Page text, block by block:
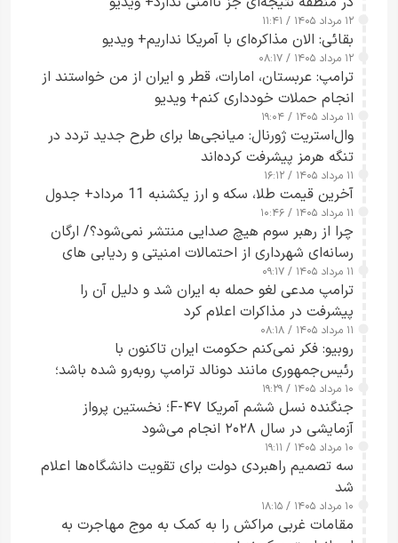
۱۲ مرداد ۱۴۰۵ / ۱۱:۴۱
بقائی: الان مذاکره‌ای با آمریکا نداریم+ ویدیو
۱۲ مرداد ۱۴۰۵ / ۰۸:۱۷
ترامپ: عربستان، امارات، قطر و ایران از من خواستند از
انجام حملات خودداری کنم+ ویدیو
۱۱ مرداد ۱۴۰۵ / ۱۹:۰۴
وال‌استریت ژورنال: میانجی‌ها برای طرح جدید تردد در
تنگه هرمز پیشرفت کرده‌اند
۱۱ مرداد ۱۴۰۵ / ۱۶:۱۲
آخرین قیمت طلا، سکه و ارز یکشنبه 11 مرداد+ جدول
۱۱ مرداد ۱۴۰۵ / ۱۰:۴۶
چرا از رهبر سوم هیچ صدایی منتشر نمی‌شود؟/ ارگان
رسانه‌ای شهرداری از احتمالات امنیتی و ردیابی های
جاسوسی گفت
۱۱ مرداد ۱۴۰۵ / ۰۹:۱۷
ترامپ مدعی لغو حمله به ایران شد و دلیل آن را
پیشرفت در مذاکرات اعلام کرد
۱۱ مرداد ۱۴۰۵ / ۰۸:۱۸
روبیو: فکر نمی‌کنم حکومت ایران تاکنون با
رئیس‌جمهوری مانند دونالد ترامپ روبه‌رو شده باشد؛
کسی که واقعاً دست به اقدام می‌زند
۱۰ مرداد ۱۴۰۵ / ۱۹:۲۹
جنگنده نسل ششم آمریکا F-۴۷؛ نخستین پرواز
آزمایشی در سال ۲۰۲۸ انجام می‌شود
۱۰ مرداد ۱۴۰۵ / ۱۹:۱۱
سه تصمیم راهبردی دولت برای تقویت دانشگاه‌ها اعلام
شد
۱۰ مرداد ۱۴۰۵ / ۱۸:۱۵
مقامات غربی مراکش را به کمک به موج مهاجرت به